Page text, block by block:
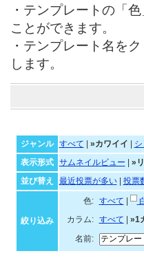
・テンプレートの「
ことができます。
・テンプレート名を
します。
ジャンル すべて »カワイイ
表示形式
サムネイルビュー
»
並び替え
最近投票が多い| 投票
絞り込み
色: すべて
カラム:
すべて »1
名前: